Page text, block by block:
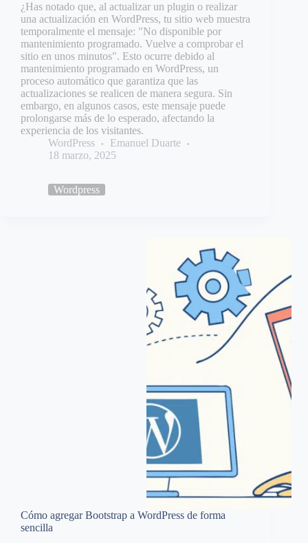
¿Has notado que, al actualizar un plugin o realizar
una actualización en WordPress, tu sitio web muestra
temporalmente el mensaje: "No disponible por
mantenimiento programado. Vuelve a comprobar el
sitio en unos minutos". Esto ocurre debido al
mantenimiento programado en WordPress, un
proceso automático que garantiza que las
actualizaciones se realicen de manera segura. Sin
embargo, en algunos casos, este mensaje puede
prolongarse más de lo esperado, afectando la
experiencia de los visitantes.
WordPress
Emanuel Duarte
18 marzo, 2025
Wordpress
Cómo agregar Bootstrap a WordPress de forma
sencilla